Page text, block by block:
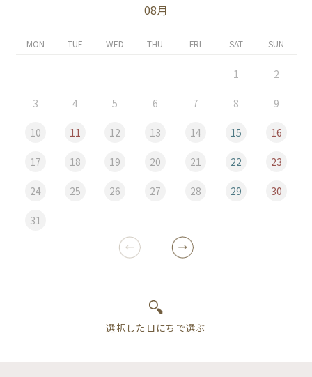
08月
MON TUE WED THU FRI SAT SUN
1 2
3 4 5 6 7 8 9
10 11 12 13 14 15 16
17 18 19 20 21 22 23
24 25 26 27 28 29 30
31